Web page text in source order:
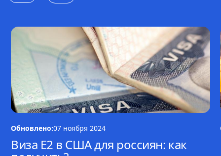
Обновлено:07 ноября 2024
Виза E2 в США для россиян: как